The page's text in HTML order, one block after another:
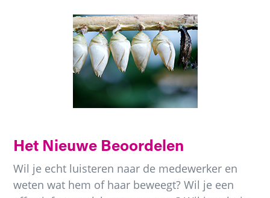
Het Nieuwe Beoordelen
Wil je echt luisteren naar de medewerker en
weten wat hem of haar beweegt? Wil je een